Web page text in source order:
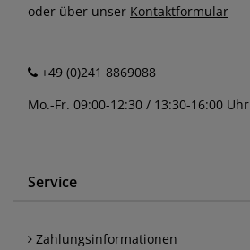
oder über unser Kontaktformular
+49 (0)241 8869088
Mo.-Fr. 09:00-12:30 / 13:30-16:00 Uhr
Service
Zahlungsinformationen